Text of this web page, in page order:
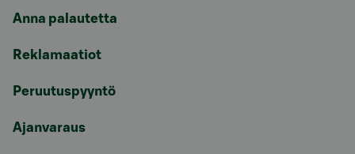
Anna palautetta
Reklamaatiot
Peruutuspyyntö
Ajanvaraus